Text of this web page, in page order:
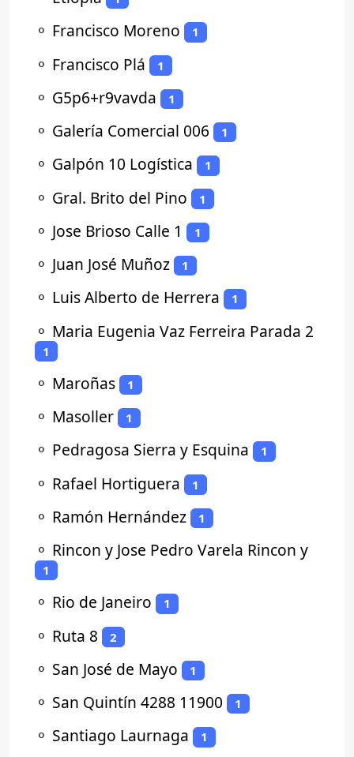
⚬ Francisco Moreno 1
⚬ Francisco Plá 1
⚬ G5p6+r9vavda 1
⚬ Galería Comercial 006 1
⚬ Galpón 10 Logística 1
⚬ Gral. Brito del Pino 1
⚬ Jose Brioso Calle 1 1
⚬ Juan José Muñoz 1
⚬ Luis Alberto de Herrera 1
⚬ Maria Eugenia Vaz Ferreira Parada 2
1
⚬ Maroñas 1
⚬ Masoller 1
⚬ Pedragosa Sierra y Esquina 1
⚬ Rafael Hortiguera 1
⚬ Ramón Hernández 1
⚬ Rincon y Jose Pedro Varela Rincon y
1
⚬ Rio de Janeiro 1
⚬ Ruta 8 2
⚬ San José de Mayo 1
⚬ San Quintín 4288 11900 1
⚬ Santiago Laurnaga 1